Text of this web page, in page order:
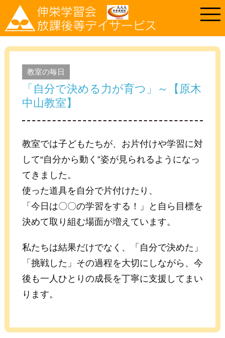
教室の毎日
「自分で決める力が育つ」～【原木
中山教室】
教室では子どもたちが、お片付けや学習に対
して“自分から動く”姿が見られるようになっ
てきました。
使った道具を自分で片付けたり、
「今日は〇〇の学習をする！」と自ら目標を
決めて取り組む場面が増えています。
私たちは結果だけでなく、「自分で決めた」
「挑戦した」その過程を大切にしながら、今
後も一人ひとりの成長を丁寧に支援してまい
ります。